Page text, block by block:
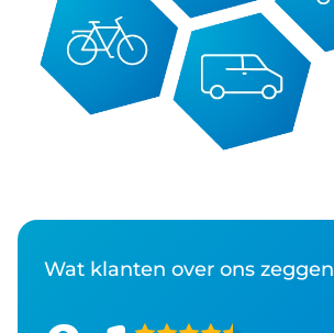
Wat klanten over ons zeggen